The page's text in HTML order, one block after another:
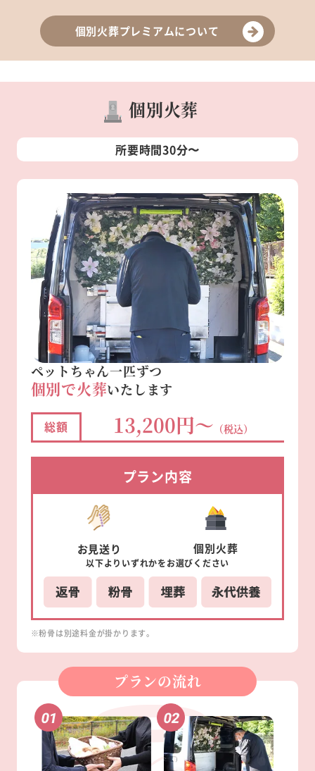
個別火葬プレミアムについて
個別火葬
所要時間30分〜
ペットちゃん一匹ずつ
個別で火葬いたします
総額 13,200円～ （税込）
プラン内容
お見送り 個別火葬
以下より いずれかをお選びください
※粉骨は別途料金が掛かります。
プランの流れ